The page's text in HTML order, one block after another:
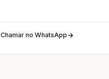
Chamar no WhatsApp